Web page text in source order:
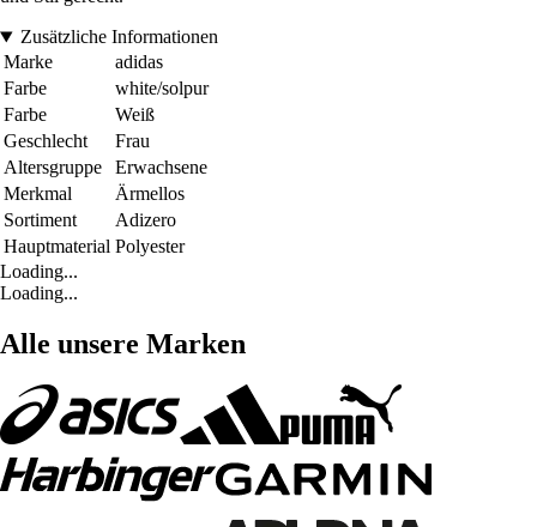
Zusätzliche Informationen
Marke
adidas
Farbe
white/solpur
Farbe
Weiß
Geschlecht
Frau
Altersgruppe
Erwachsene
Merkmal
Ärmellos
Sortiment
Adizero
Hauptmaterial Polyester
Loading...
Loading...
Alle unsere Marken